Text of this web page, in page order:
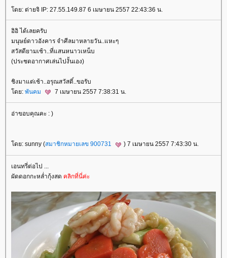
ดย: ต่ายจิ IP: 27.55.149.87 6 เมษายน 2557 22:43:36 น.
อิอิ ได้เลยครับ
มนุษย์ดาวอังคาร จำศีลมาหลายวัน..แหะๆ
สวัสดียามเช้า..ที่แสนหนาวเหน็บ
(ประชดอากาศเล่นไปงั้นเอง)
ชิงมาแต่เช้า..อรุณสวัสดิ์..ขอรับ
ดย: พันคม 7 เมษายน 2557 7:38:31 น.
อ่าขอบคุณคะ : )
ดย: sunny (สมาชิกหมายเลข 900731 ) 7 เมษายน 2557 7:43:30 น.
เอนทรี่ต่อไป ...
ผัดดอกกะหล่ำกุ้งสด คลิกที่นี่ค่ะ